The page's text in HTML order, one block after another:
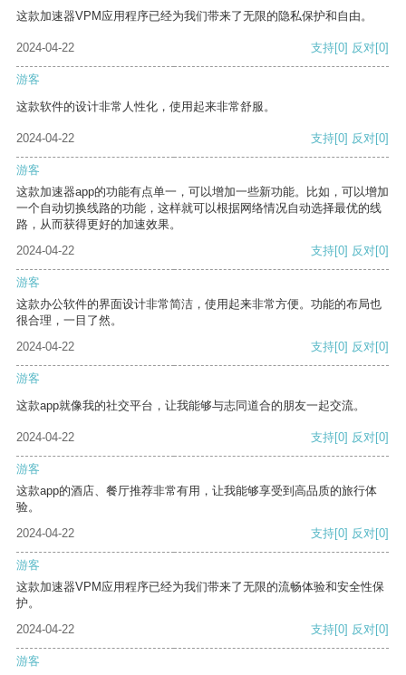
这款加速器VPM应用程序已经为我们带来了无限的隐私保护和自由。
2024-04-22 支持[0] 反对[0]
游客
这款软件的设计非常人性化，使用起来非常舒服。
2024-04-22 支持[0] 反对[0]
游客
这款加速器app的功能有点单一，可以增加一些新功能。比如，可以增加
一个自动切换线路的功能，这样就可以根据网络情况自动选择最优的线
路，从而获得更好的加速效果。
2024-04-22
支持[0] 反对[0]
游客
这款办公软件的界面设计非常简洁，使用起来非常方便。功能的布局也
很合理，一目了然。
2024-04-22
支持[0] 反对[0]
游客
这款app就像我的社交平台，让我能够与志同道合的朋友一起交流。
2024-04-22 支持[0] 反对[0]
游客
这款app的酒店、餐厅推荐非常有用，让我能够享受到高品质的旅行体
验。
2024-04-22
支持[0] 反对[0]
游客
这款加速器VPM应用程序已经为我们带来了无限的流畅体验和安全性保
护。
2024-04-22
支持[0] 反对[0]
游客